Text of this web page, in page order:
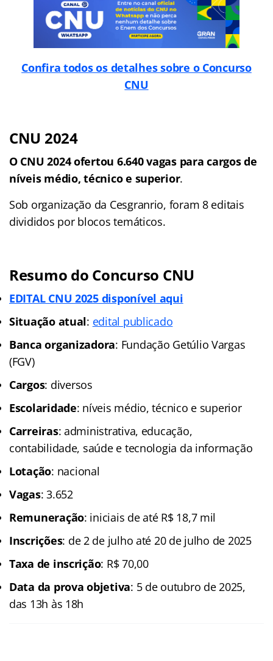
Confira todos os detalhes sobre o Concurso
CNU
CNU 2024
O CNU 2024 ofertou 6.640 vagas para cargos de
níveis médio, técnico e superior.
Sob organização da Cesgranrio, foram 8 editais
divididos por blocos temáticos.
Resumo do Concurso CNU
EDITAL CNU 2025 disponível aqui
Situação atual: edital publicado
Banca organizadora: Fundação Getúlio Vargas
(FGV)
Cargos: diversos
Escolaridade: níveis médio, técnico e superior
Carreiras: administrativa, educação,
contabilidade, saúde e tecnologia da informação
Lotação: nacional
Vagas: 3.652
Remuneração: iniciais de até R$ 18,7 mil
Inscrições: de 2 de julho até 20 de julho de 2025
Taxa de inscrição: R$ 70,00
Data da prova objetiva: 5 de outubro de 2025,
das 13h às 18h